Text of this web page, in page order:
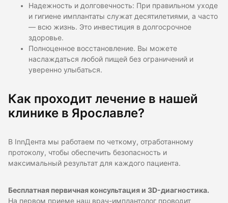
Надежность и долговечность: При правильном уходе
и гигиене имплантаты служат десятилетиями, а часто
— всю жизнь. Это инвестиция в долгосрочное
здоровье.
Полноценное восстановление. Вы можете
наслаждаться любой пищей без ограничений и
уверенно улыбаться.
Как проходит лечение в нашей
клинике в Ярославле?
В InnДента мы работаем по четкому, отработанному
протоколу, чтобы обеспечить безопасность и
максимальный результат для каждого пациента.
Бесплатная первичная консультация и 3D-диагностика.
На первом приеме наш врач-имплантолог проводит